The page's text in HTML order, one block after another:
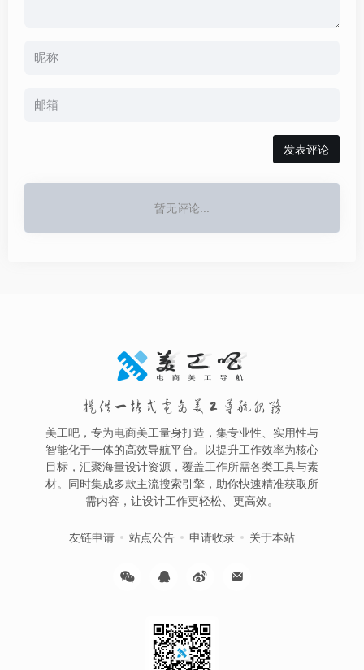
发表评论
暂无评论...
提供一站式电商美工导航服务
美工吧，专为电商美工量身打造，集专业性、实用性与
智能化于一体的高效导航平台。以提升工作效率为核心
目标，汇聚海量设计资源，覆盖工作所需各类工具与素
材。同时集成多款主流搜索引擎，助你快速精准获取所
需内容，让设计工作更轻松、更高效。
友链申请 站点公告 申请收录 关于本站